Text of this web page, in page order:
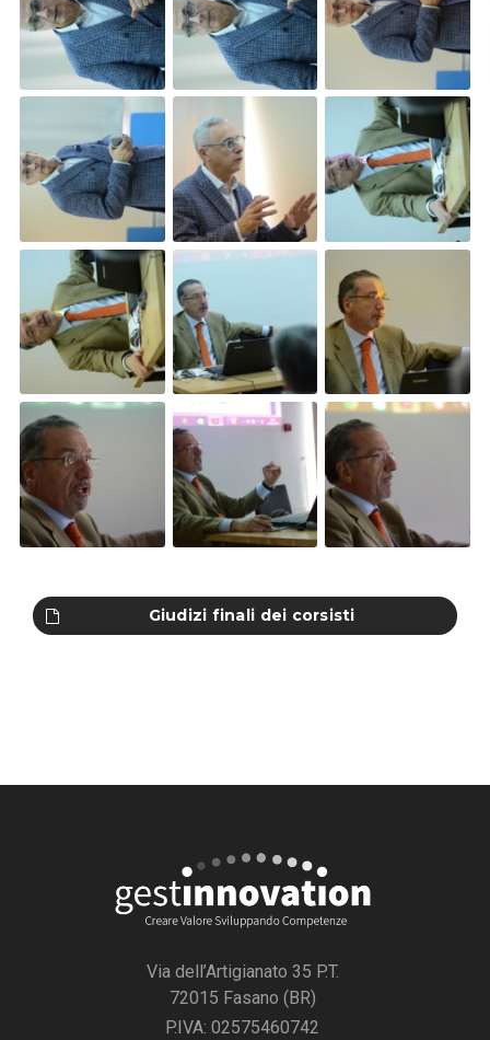
Giudizi finali dei corsisti
Via dell’Artigianato 35 P.T.
72015 Fasano (BR)
P.IVA: 02575460742